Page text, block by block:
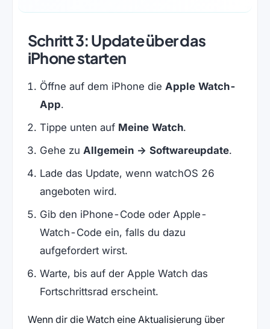
Schritt 3: Update über das
iPhone starten
Öffne auf dem iPhone die Apple Watch-
App.
Tippe unten auf Meine Watch.
Gehe zu Allgemein → Softwareupdate.
Lade das Update, wenn watchOS 26
angeboten wird.
Gib den iPhone-Code oder Apple-
Watch-Code ein, falls du dazu
aufgefordert wirst.
Warte, bis auf der Apple Watch das
Fortschrittsrad erscheint.
Wenn dir die Watch eine Aktualisierung über